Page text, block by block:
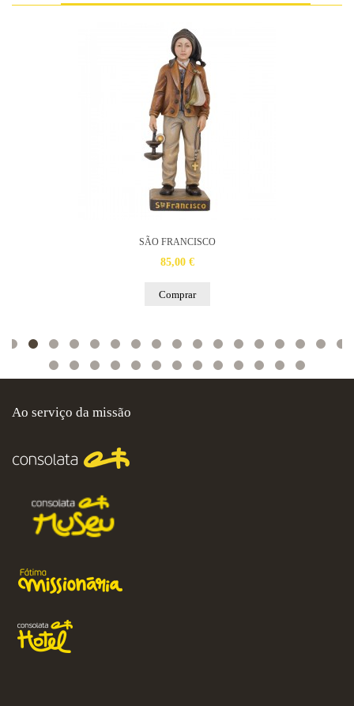
SÃO FRANCISCO
85,00 €
Comprar
Ao serviço da missão